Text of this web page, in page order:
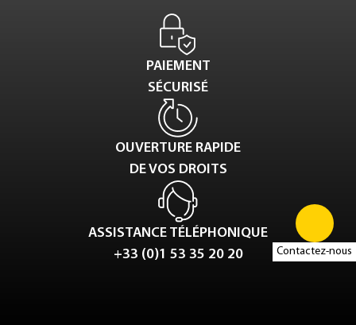
Contactez-nous
PAIEMENT
SÉCURISÉ
OUVERTURE RAPIDE
DE VOS DROITS
ASSISTANCE TÉLÉPHONIQUE
+33 (0)1 53 35 20 20